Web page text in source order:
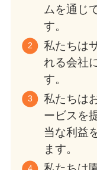
ムを通じ
す。
私たちは
れる会社
す。
私たちは
ービスを
当な利益
ます。